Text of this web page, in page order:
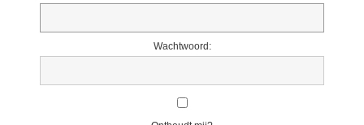
Wachtwoord: